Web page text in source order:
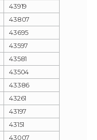
43919
43807
43695
43597
43581
43504
43386
43261
43197
43151
43007